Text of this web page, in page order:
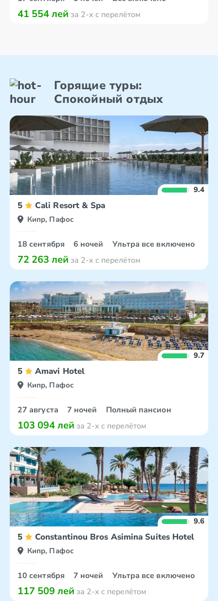
41 554 лей за 2-х с перелётом
Горящие туры:
Спокойный отдых
9.4
5 Cali Resort & Spa
Кипр, Пафос
18 сентября 6 ночей Ультра все включено
72 263 лей за 2-х с перелётом
9.7
5 Amavi Hotel
Кипр, Пафос
27 августа 7 ночей Полный пансион
103 094 лей за 2-х с перелётом
9.6
5 Constantinou Bros Asimina Suites Hotel
Кипр, Пафос
10 сентября 7 ночей Ультра все включено
117 509 лей за 2-х с перелётом